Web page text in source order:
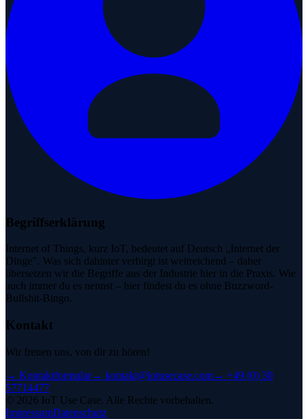
Begriffserklärung
Internet of Things, kurz IoT, bedeutet auf Deutsch „Internet der
Dinge". Was sich dahinter verbirgt ist weitreichend – daher
übersetzen wir die Begriffe aus der Industrie hier in die Praxis. Wie
auch immer du es nennst – hier findest du es ohne Buzzword-
Bullshit-Bingo.
Kontakt
Wir freuen uns, von dir zu hören!
→ Kontaktformular→ kontakt@iotusecase.com→ +49 (0) 30
57714477
© 2026 IoT Use Case. Alle Rechte vorbehalten.
ImpressumDatenschutz